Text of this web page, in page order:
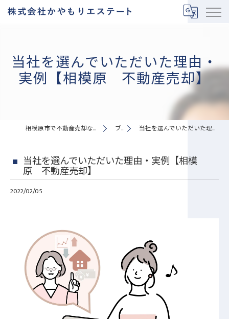
当社を選んでいただいた理由・
実例【相模原 不動産売却】
相模原市で不動産売却なら株式会社かやもりエステート ブログ 当社を選んでいただいた理由・実例【相模原 不動産売却】
当社を選んでいただいた理由・実例【相模
原 不動産売却】
2022/02/05